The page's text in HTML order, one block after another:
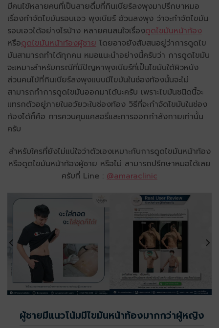
มีคนไข้หลายคนที่เป็นสายดื่มที่กินเบียร์ลงพุงมาปรึกษาหมอ
เรื่องกำจัดไขมันรอบเอว พุงเบียร์ อ้วนลงพุง ว่าจะกำจัดไขมัน
รอบเอวได้อย่างไรบ้าง หลายคนสนใจเรื่องดูดไขมันหน้าท้อง
หรือดูดไขมันหน้าท้องผู้ชาย โดยอาจยังสับสนอยู่ว่าการดูดไข
มันสามารถทำได้ทุกคน หมอแนะนำอย่างนี้ครับว่า การดูดไขมัน
จะเหมาะสำหรับกรณีที่มีปัญหาพุงเบียร์ที่เป็นไขมันใต้ผิวหนัง
ส่วนคนไข้ที่กินเบียร์ลงพุงแบบมีไขมันในช่องท้องนั้นจะไม่
สามารถทำการดูดไขมันออกมาได้นะครับ เพราะไขมันชนิดนี้จะ
แทรกตัวอยู่ภายในอวัยวะในช่องท้อง วิธีที่จะกำจัดไขมันในช่อง
ท้องได้ก็คือ การควบคุมแคลอรี่และการออกกำลังกายเท่านั้น
ครับ
สำหรับใครที่ยังไม่แน่ใจว่าตัวเองเหมาะกับการดูดไขมันหน้าท้อง
หรือดูดไขมันหน้าท้องผู้ชาย หรือไม่ สามารถปรึกษาหมอได้เลย
ครับที่ Line : @amaraclinic
ผู้ชายมีแนวโน้มมีไขมันหน้าท้องมากกว่าผู้หญิง